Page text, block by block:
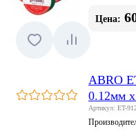
Цена:
ABRO
0.12мм
Артикул: ET-